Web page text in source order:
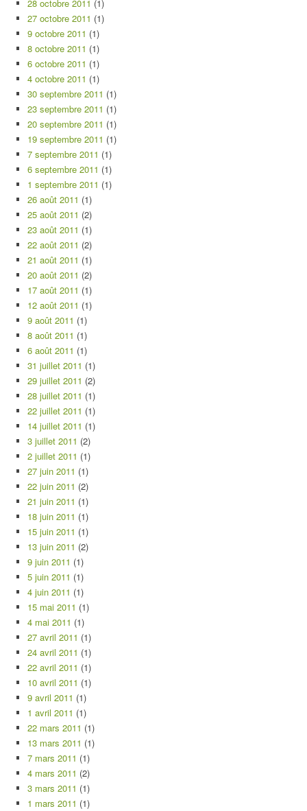
28 octobre 2011 (1)
27 octobre 2011 (1)
9 octobre 2011 (1)
8 octobre 2011 (1)
6 octobre 2011 (1)
4 octobre 2011 (1)
30 septembre 2011 (1)
23 septembre 2011 (1)
20 septembre 2011 (1)
19 septembre 2011 (1)
7 septembre 2011 (1)
6 septembre 2011 (1)
1 septembre 2011 (1)
26 août 2011 (1)
25 août 2011 (2)
23 août 2011 (1)
22 août 2011 (2)
21 août 2011 (1)
20 août 2011 (2)
17 août 2011 (1)
12 août 2011 (1)
9 août 2011 (1)
8 août 2011 (1)
6 août 2011 (1)
31 juillet 2011 (1)
29 juillet 2011 (2)
28 juillet 2011 (1)
22 juillet 2011 (1)
14 juillet 2011 (1)
3 juillet 2011 (2)
2 juillet 2011 (1)
27 juin 2011 (1)
22 juin 2011 (2)
21 juin 2011 (1)
18 juin 2011 (1)
15 juin 2011 (1)
13 juin 2011 (2)
9 juin 2011 (1)
5 juin 2011 (1)
4 juin 2011 (1)
15 mai 2011 (1)
4 mai 2011 (1)
27 avril 2011 (1)
24 avril 2011 (1)
22 avril 2011 (1)
10 avril 2011 (1)
9 avril 2011 (1)
1 avril 2011 (1)
22 mars 2011 (1)
13 mars 2011 (1)
7 mars 2011 (1)
4 mars 2011 (2)
3 mars 2011 (1)
1 mars 2011 (1)